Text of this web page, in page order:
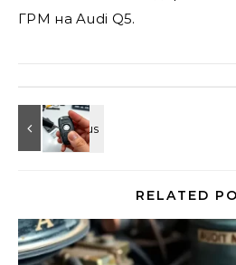
ГРМ на Audi Q5.
RELATED